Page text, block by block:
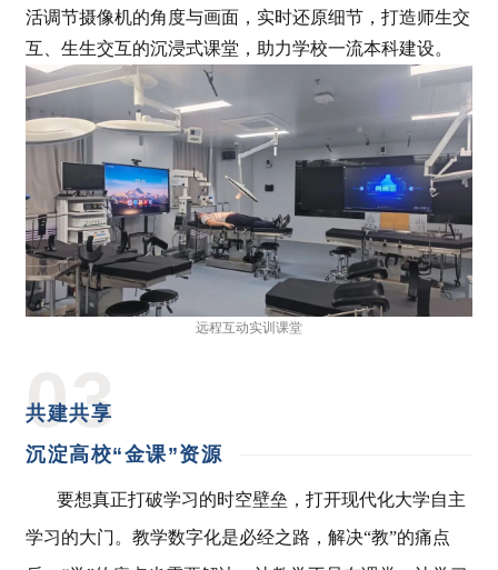
活调节摄像机的角度与画面，实时还原细节，打造师生交
互、生生交互的沉浸式课堂，助力学校一流本科建设。
远程互动实训课堂
03
共建共享
沉淀高校“金课”资源
要想真正打破学习的时空壁垒，打开现代化大学自主
学习的大门。教学数字化是必经之路，解决“教”的痛点